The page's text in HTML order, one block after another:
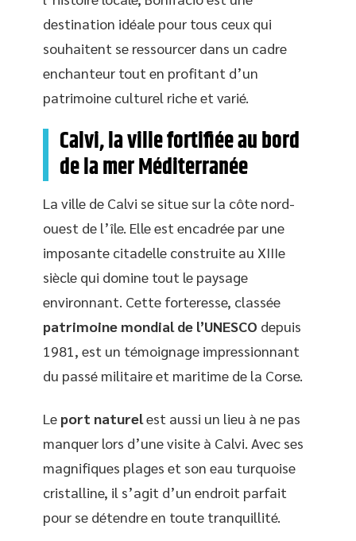
destination idéale pour tous ceux qui
souhaitent se ressourcer dans un cadre
enchanteur tout en profitant d’un
patrimoine culturel riche et varié.
Calvi, la ville fortifiée au bord
de la mer Méditerranée
La ville de Calvi se situe sur la côte nord-
ouest de l’île. Elle est encadrée par une
imposante citadelle construite au XIIIe
siècle qui domine tout le paysage
environnant. Cette forteresse, classée
patrimoine mondial de l’UNESCO depuis
1981, est un témoignage impressionnant
du passé militaire et maritime de la Corse.
Le port naturel est aussi un lieu à ne pas
manquer lors d’une visite à Calvi. Avec ses
magnifiques plages et son eau turquoise
cristalline, il s’agit d’un endroit parfait
pour se détendre en toute tranquillité.